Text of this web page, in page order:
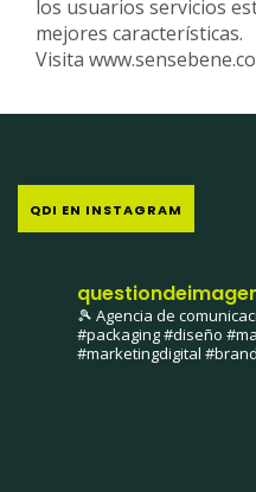
los usuarios servicios
mejores características.
Visita
QDI EN INSTAGRAM
🎾 Agencia de
#packaging #diseño
#marketingdigital